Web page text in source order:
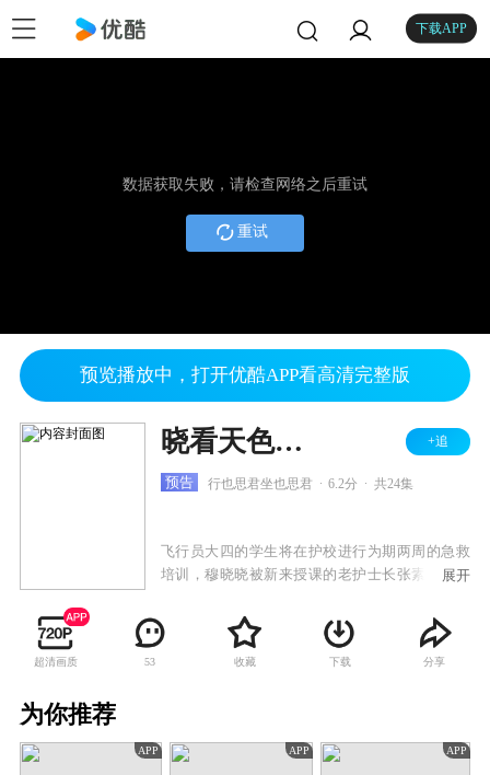
下载APP
数据获取失败，请检查网络之后重试
重试
预览播放中，打开优酷APP看高清完整版
晓看天色暮看云 +追
预告 行也思君坐也思君 6.2分 共24集
飞行员大四的学生将在护校进行为期两周的急救
培训，穆晓晓被新来授课的老护士长张素锦叫上
追到蒋云天。学校为他们准备了假面舞会。舞会
上，穆晓晓以为蒋云天一定帅气出场，她特意装
扮一番，与一些假面骑士、行刑官混在一起，却
莱克讲起自己的童年，青梅竹马的女孩送他的折
展开
超清画质 53 收藏 下载 分享
为你推荐
APP APP APP